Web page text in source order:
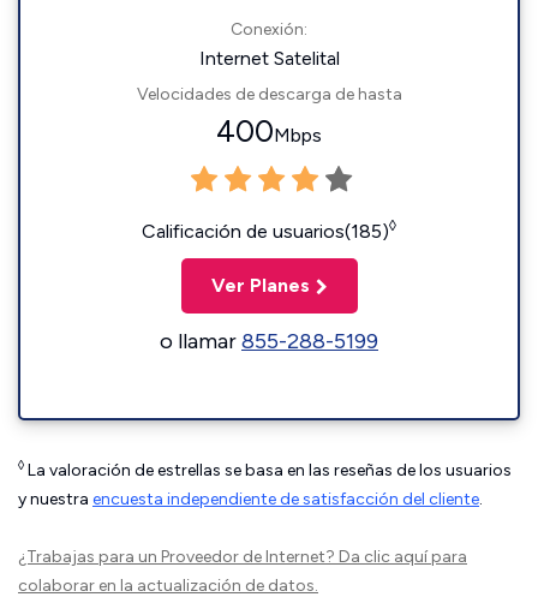
Conexión:
Internet Satelital
Velocidades de descarga de hasta
400Mbps
Calificación de usuarios(185)◊
Ver Planes
o llamar855-288-5199
◊ La valoración de estrellas se basa en las reseñas de los usuarios
y nuestra encuesta independiente de satisfacción del cliente.
¿Trabajas para un Proveedor de Internet? Da clic aquípara
colaborar en la actualización de datos.